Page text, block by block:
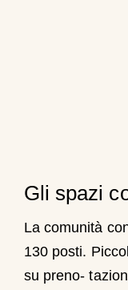
Gli spazi
La comunità
130 posti.
su preno-